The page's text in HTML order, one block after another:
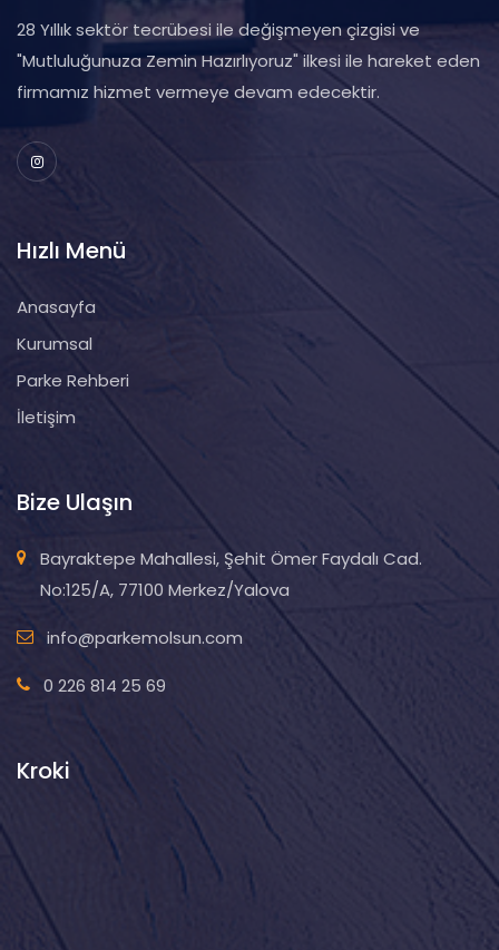
28 Yıllık sektör tecrübesi ile değişmeyen çizgisi ve
"Mutluluğunuza Zemin Hazırlıyoruz" ilkesi ile hareket eden
firmamız hizmet vermeye devam edecektir.
Hızlı Menü
Anasayfa
Kurumsal
Parke Rehberi
İletişim
Bize Ulaşın
Bayraktepe Mahallesi, Şehit Ömer Faydalı Cad.
No:125/A, 77100 Merkez/Yalova
info@parkemolsun.com
0 226 814 25 69
Kroki